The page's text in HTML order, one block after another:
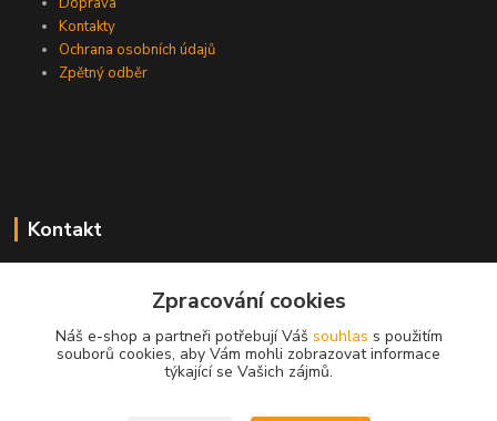
Kontakty
Ochrana osobních údajů
Zpětný odběr
Kontakt
Zpracování cookies
Náš e-shop a partneři potřebují Váš souhlas s použitím
souborů cookies, aby Vám mohli zobrazovat informace
týkající se Vašich zájmů.